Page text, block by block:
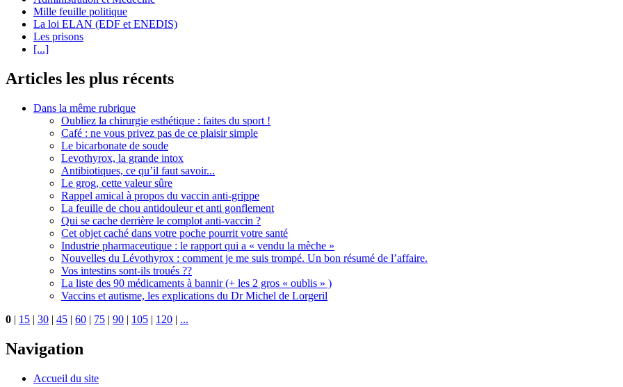
Mille feuille politique
La loi ELAN (EDF et ENEDIS)
Les prisons
[...]
Articles les plus récents
Dans la même rubrique
Oubliez la chirurgie esthétique : faites du sport !
Café : ne vous privez pas de ce plaisir simple
Le bicarbonate de soude
Levothyrox, la grande intox
Antibiotiques, ce qu’il faut savoir...
Le grog, cette valeur sûre
Rappel amical à propos du vaccin anti-grippe
La feuille de chou antidouleur et anti gonflement
Qui se cache derrière le complot anti-vaccin ?
Cet objet caché dans votre poche pourrit votre santé
Industrie pharmaceutique : le rapport qui a « vendu la mèche »
Nouvelles du Lévothyrox : comment je me suis trompé. Un bon résumé de l’affaire.
Vos intestins sont-ils troués ??
La liste des 90 médicaments à bannir (+ les 2 gros « oublis » )
Vaccins et autisme, les explications du Dr Michel de Lorgeril
0 | 15 | 30 | 45 | 60 | 75 | 90 | 105 | 120 | ...
Navigation
Accueil du site